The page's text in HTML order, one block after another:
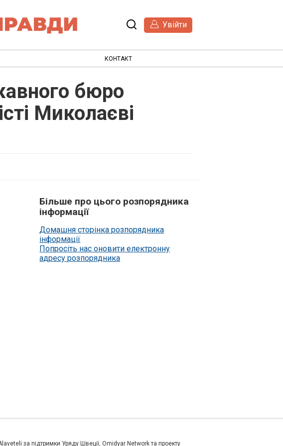
Увійти
КОНТАКТ
бюро
Миколаєві
Більше про цього розпорядника
інформації
Домашня сторінка розпорядника
інформації
Попросіть нас оновити електронну
адресу розпорядника
за підтримки Уряду Швеції, Omidyar Network та проекту